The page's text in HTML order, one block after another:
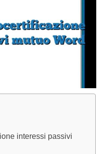
interessi passivi